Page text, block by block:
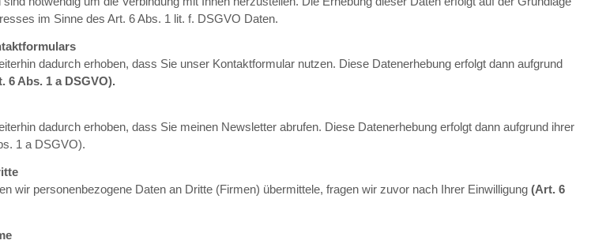
im Sinne des Art. 6 Abs. 1 lit. f. DSGVO Daten.
dadurch erhoben, dass Sie unser Kontaktformular nutzen. Diese Datenerhebung erfolgt dann aufgrund
6 Abs. 1 a DSGVO).
dadurch erhoben, dass Sie meinen Newsletter abrufen. Diese Datenerhebung erfolgt dann aufgrund ihrer
1 a DSGVO).
wir personenbezogene Daten an Dritte (Firmen) übermittele, fragen wir zuvor nach Ihrer Einwilligung(Art. 6